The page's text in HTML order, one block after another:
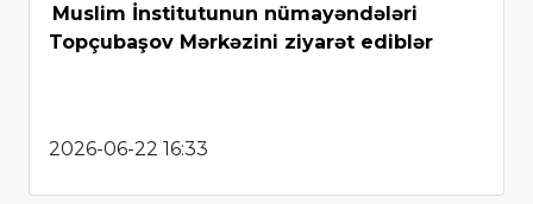
Muslim İnstitutunun nümayəndələri
Topçubaşov Mərkəzini ziyarət ediblər
2026-06-22 16:33